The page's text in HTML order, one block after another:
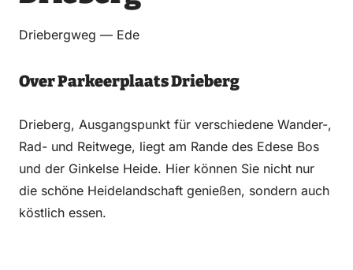
Driebergweg — Ede
Over Parkeerplaats Drieberg
Drieberg, Ausgangspunkt für verschiedene Wander-,
Rad- und Reitwege, liegt am Rande des Edese Bos
und der Ginkelse Heide. Hier können Sie nicht nur
die schöne Heidelandschaft genießen, sondern auch
köstlich essen.